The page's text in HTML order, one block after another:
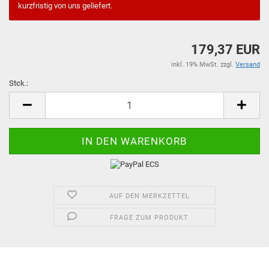
kurzfristig von uns geliefert.
179,37 EUR
inkl. 19% MwSt. zzgl. Versand
Stck.:
AUF DEN MERKZETTEL
FRAGE ZUM PRODUKT